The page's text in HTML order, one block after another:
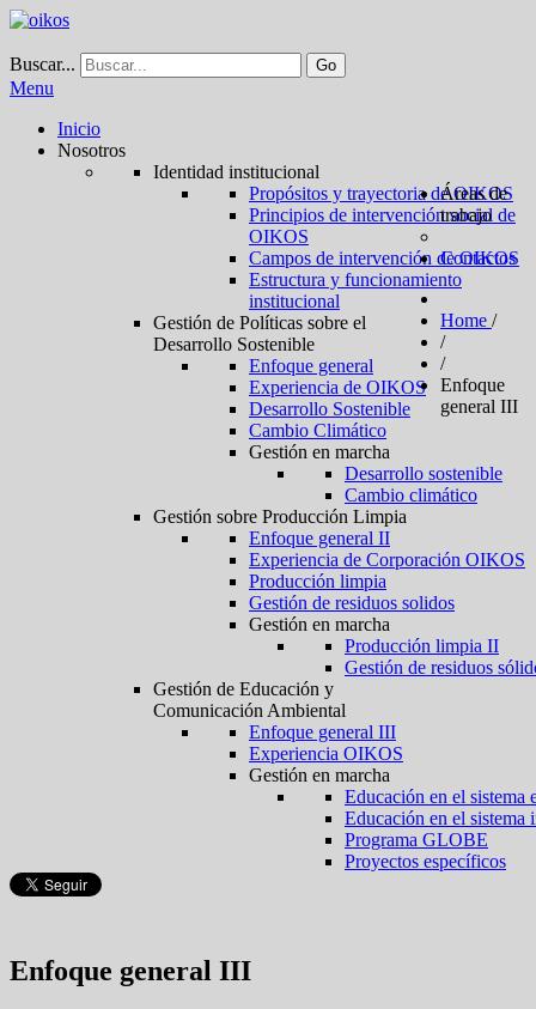
Buscar... Go
Menu
Inicio
Nosotros
Identidad institucional
Propósitos y trayectoria de OIKOS
Principios de intervención social de
OIKOS
Campos de intervención de OIKOS
Estructura y funcionamiento
institucional
Áreas de
trabajo
Gestión de Políticas sobre el
Desarrollo Sostenible
Enfoque general
Experiencia de OIKOS
Desarrollo Sostenible
Cambio Climático
Gestión en marcha
Desarrollo sostenible
Cambio climático
Gestión sobre Producción Limpia
Enfoque general II
Experiencia de Corporación OIKOS
Producción limpia
Gestión de residuos solidos
Gestión en marcha
Producción limpia II
Gestión de residuos
Gestión de Educación y
Comunicación Ambiental
Enfoque general III
Experiencia OIKOS
Gestión en marcha
Educación en el sistema
Educación en el sistema
Programa GLOBE
Proyectos específicos
Contactos
Home /
/
/
Enfoque
general III
Enfoque general III